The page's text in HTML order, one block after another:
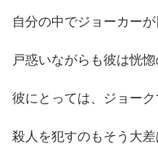
自分の中でジョーカー
戸惑いながらも彼は恍惚
彼にとっては、ジョーク
殺人を犯すのもそう大差